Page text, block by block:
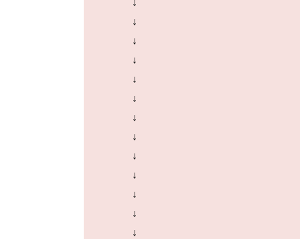
↓
↓
↓
↓
↓
↓
↓
↓
↓
↓
↓
↓